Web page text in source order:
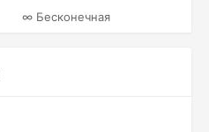
∞ Бесконечная